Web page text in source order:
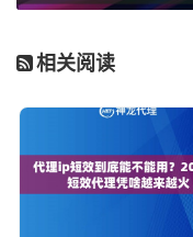
相关阅读